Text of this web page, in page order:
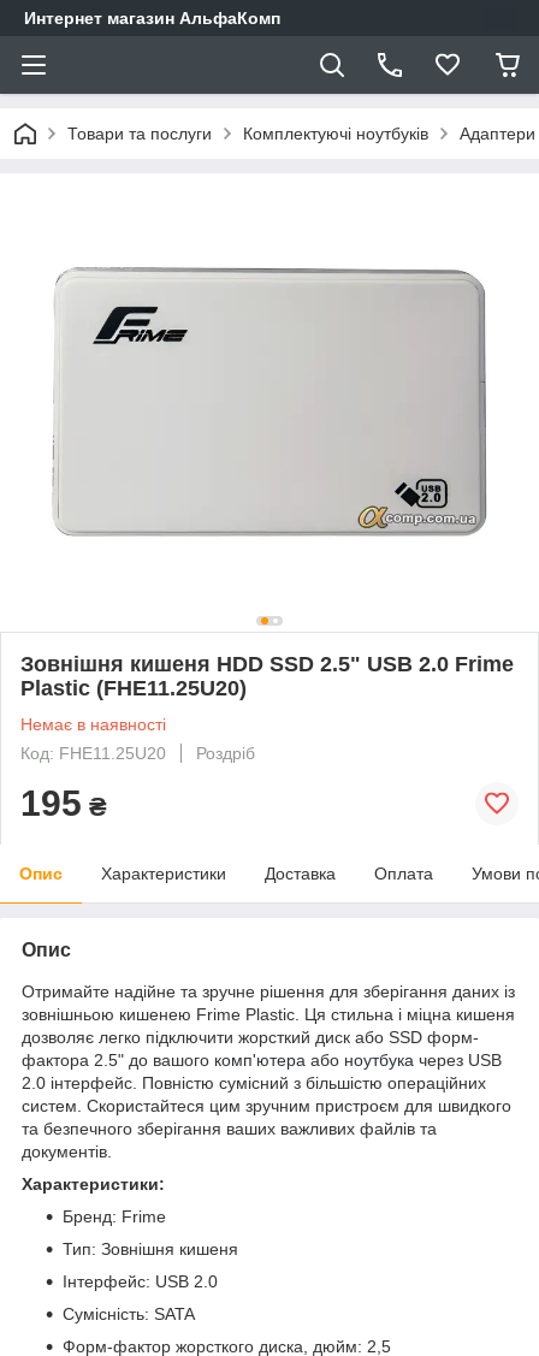
Интернет магазин АльфаКомп
Товари та послуги Комплектуючі ноутбуків Адаптери
Зовнішня кишеня HDD SSD 2.5" USB 2.0 Frime
Plastic (FHE11.25U20)
Немає в наявності
Код: FHE11.25U20
Роздріб
195 ₴
Опис Характеристики Доставка Оплата Умови
Опис
Отримайте надійне та зручне рішення для зберігання даних із
зовнішньою кишенею Frime Plastic. Ця стильна і міцна кишеня
дозволяє легко підключити жорсткий диск або SSD форм-
фактора 2.5" до вашого комп'ютера або ноутбука через USB
2.0 інтерфейс. Повністю сумісний з більшістю операційних
систем. Скористайтеся цим зручним пристроєм для швидкого
та безпечного зберігання ваших важливих файлів та
документів.
Характеристики:
Бренд: Frime
Тип: Зовнішня кишеня
Інтерфейс: USB 2.0
Сумісність: SATA
Форм-фактор жорсткого диска, дюйм: 2,5